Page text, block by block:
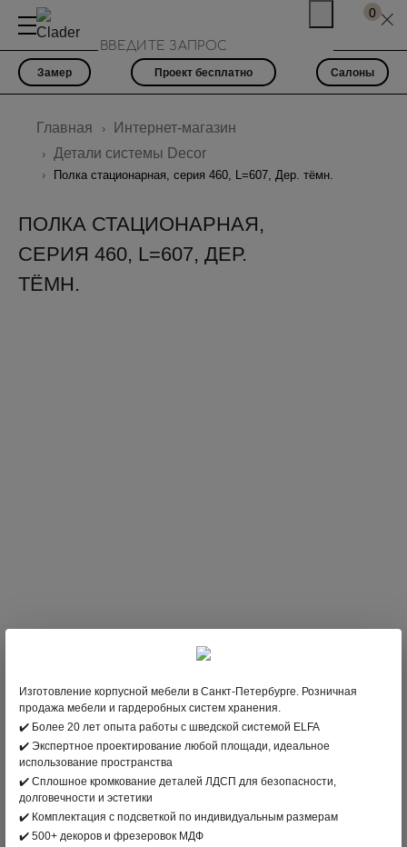
0
Замер Проект бесплатно Салоны
Главная
Интернет-магазин
Детали системы Decor
Полка стационарная, серия 460, L=607, Дер. тёмн.
ПОЛКА СТАЦИОНАРНАЯ,
СЕРИЯ 460, L=607, ДЕР.
ТЁМН.
7 841 ;
Изготовление корпусной мебели в Санкт-Петербурге. Розничная
продажа мебели и гардеробных систем хранения.
✔️ Более 20 лет опыта работы с шведской системой ELFA
✔️ Экспертное проектирование любой площади, идеальное
использование пространства
✔️ Сплошное кромкование деталей ЛДСП для безопасности,
долговечности и эстетики
✔️ Комплектация с подсветкой по индивидуальным размерам
✔️ 500+ декоров и фрезеровок МДФ